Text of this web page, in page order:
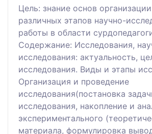
Цель: знание основ
различных этапов научно-
работы в области
Содержание: Исследования,
исследования: актуальность,
исследования. Виды и этапы
Организация и проведение
исследования(постановка
исследования, накопление и
экспериментального
материала, формулировка